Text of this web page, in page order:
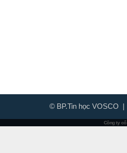
© BP.Tin học VOSCO |
Công ty